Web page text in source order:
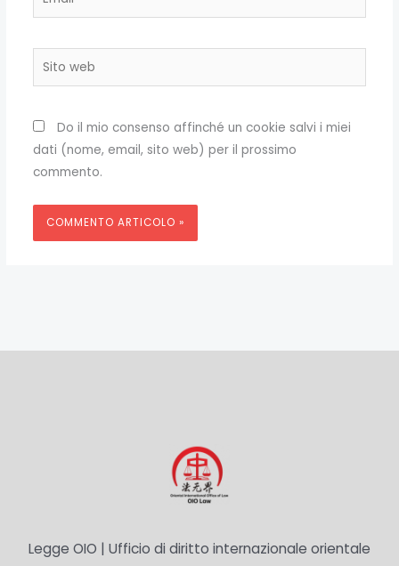
Sito
Do il mio consenso affinché un cookie salvi i miei
dati (nome, email, sito web) per il prossimo
commento.
Legge OIO | Ufficio di diritto internazionale orientale